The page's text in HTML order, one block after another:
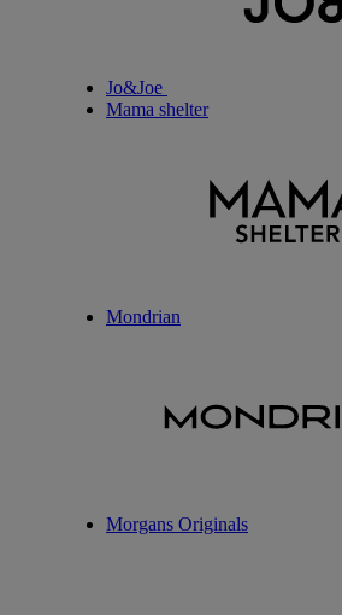
Jo&Joe
Mama shelter
Mondrian
Morgans Originals